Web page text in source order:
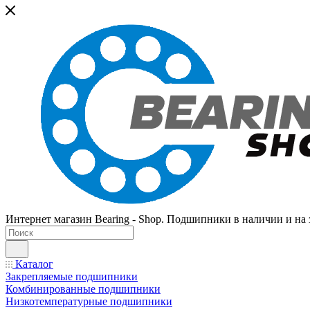
Интернет магазин Bearing - Shop. Подшипники в наличии и на
Каталог
Закрепляемые подшипники
Комбинированные подшипники
Низкотемпературные подшипники